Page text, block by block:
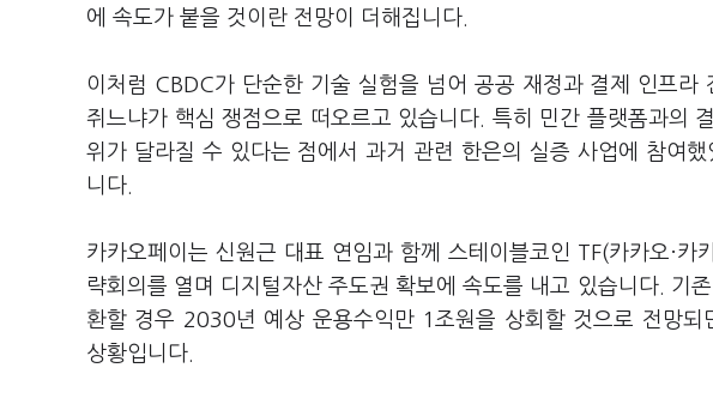
에 속도가 붙을 것이란 전망이 더해집니다.
이처럼 CBDC가 단순한 기술 실험을 넘어 공공 재정과 결제 인프라
쥐느냐가 핵심 쟁점으로 떠오르고 있습니다. 특히 민간 플랫폼과의
위가 달라질 수 있다는 점에서 과거 관련 한은의 실증 사업에 참여
니다.
카카오페이는 신원근 대표 연임과 함께 스테이블코인 TF(카카오·카
략회의를 열며 디지털자산 주도권 확보에 속도를 내고 있습니다. 기
환할 경우 2030년 예상 운용수익만 1조원을 상회할 것으로 전망되
상황입니다.